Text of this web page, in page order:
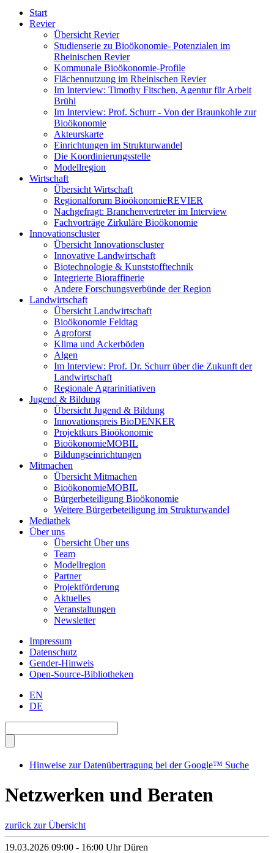
Start
Revier
Übersicht Revier
Studienserie zu Bioökonomie- Potenzialen im
Rheinischen Revier
Kommunale Bioökonomie-Profile
Flächennutzung im Rheinischen Revier
Im Interview: Timothy Fitschen, Agentur für Arbeit
Brühl
Im Interview: Prof. Schurr - Von der Braunkohle zur
Bioökonomie
Akteurskarte
Einrichtungen im Strukturwandel
Die Koordinierungsstelle
Modellregion
Wirtschaft
Übersicht Wirtschaft
Regionalforum BioökonomieREVIER
Nachgefragt: Branchenvertreter im Interview
Fachvorträge Zirkuläre Bioökonomie
Innovationscluster
Übersicht Innovationscluster
Innovative Landwirtschaft
Biotechnologie & Kunststofftechnik
Integrierte Bioraffinerie
Andere Forschungsverbünde der Region
Landwirtschaft
Übersicht Landwirtschaft
Bioökonomie Feldtag
Agroforst
Klima und Ackerböden
Algen
Im Interview: Prof. Dr. Schurr über die Zukunft der
Landwirtschaft
Regionale Agrarinitiativen
Jugend & Bildung
Übersicht Jugend & Bildung
Innovationspreis BioDENKER
Projektkurs Bioökonomie
BioökonomieMOBIL
Bildungseinrichtungen
Mitmachen
Übersicht Mitmachen
BioökonomieMOBIL
Bürgerbeteiligung Bioökonomie
Weitere Bürgerbeteiligung im Strukturwandel
Mediathek
Über uns
Übersicht Über uns
Team
Modellregion
Partner
Projektförderung
Aktuelles
Veranstaltungen
Newsletter
Impressum
Datenschutz
Gender-Hinweis
Open-Source-Bibliotheken
EN
DE
Hinweise zur Datenübertragung bei der Google™ Suche
Netzwerken und Beraten
zurück zur Übersicht
19.03.2026 09:00 - 16:00 UhrDüren